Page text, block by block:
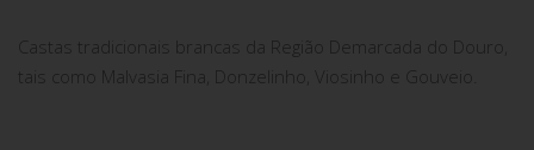
Castas tradicionais brancas da Região Demarcada do Douro,
tais como Malvasia Fina, Donzelinho, Viosinho e Gouveio.